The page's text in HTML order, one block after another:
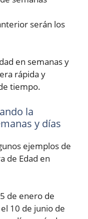
serán los
en semanas y
rápida y
tiempo.
la
y días
ejemplos de
de Edad en
de enero de
10 de junio de